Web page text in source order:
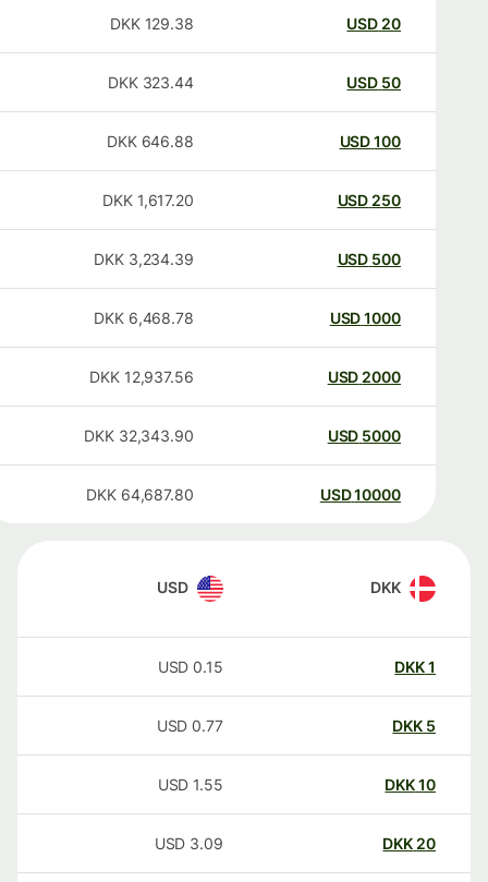
20
USD
129.38
DKK
50
USD
323.44
DKK
100
USD
646.88
DKK
250
USD
1,617.20
DKK
500
USD
3,234.39
DKK
1000
USD
6,468.78
DKK
2000
USD
12,937.56
DKK
5000
USD
32,343.90
DKK
10000
USD
64,687.80
DKK
DKK
USD
DKK
0.15
USD
DKK
0.77
USD
DKK
1.55
USD
20
DKK
3.09
USD